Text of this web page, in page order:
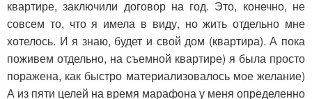
квартире, заключили договор на год. Это, конечно, не
совсем то, что я имела в виду, но жить отдельно мне
хотелось. И я знаю, будет и свой дом (квартира). А пока
поживем отдельно, на съемной квартире) я была просто
поражена, как быстро материализовалось мое желание)
А из пяти целей на время марафона у меня определенно